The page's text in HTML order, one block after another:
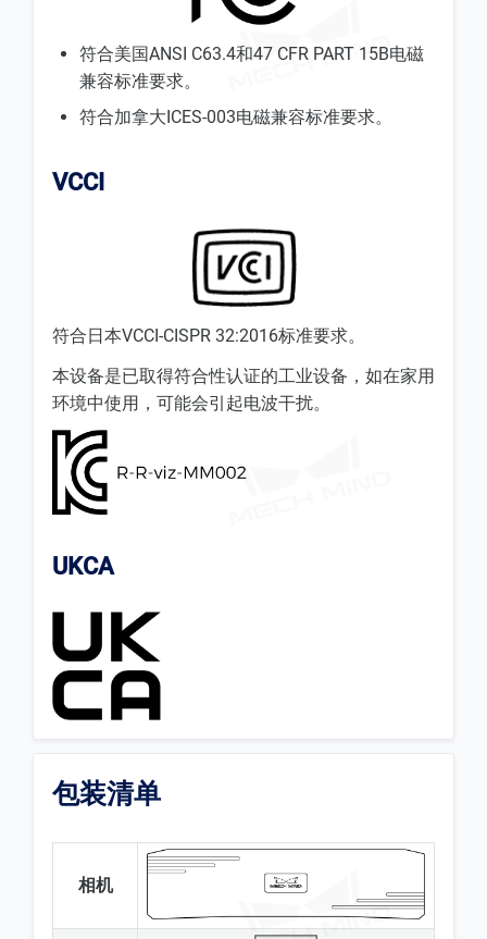
符合美国ANSI C63.4和47 CFR PART 15B电磁
兼容标准要求。
符合加拿大ICES-003电磁兼容标准要求。
VCCI
符合日本VCCI-CISPR 32:2016标准要求。
本设备是已取得符合性认证的工业设备，如在家用
环境中使用，可能会引起电波干扰。
UKCA
包装清单
相机